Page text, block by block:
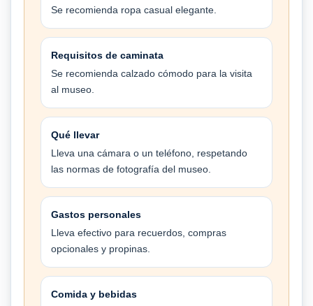
Se recomienda ropa casual elegante.
Requisitos de caminata
Se recomienda calzado cómodo para la visita
al museo.
Qué llevar
Lleva una cámara o un teléfono, respetando
las normas de fotografía del museo.
Gastos personales
Lleva efectivo para recuerdos, compras
opcionales y propinas.
Comida y bebidas